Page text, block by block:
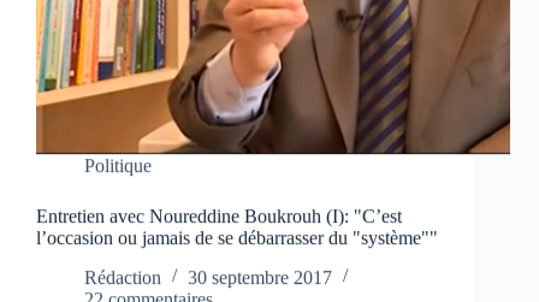
Politique
Entretien avec Noureddine Boukrouh (I): "C’est
l’occasion ou jamais de se débarrasser du "système""
Rédaction
30 septembre 2017